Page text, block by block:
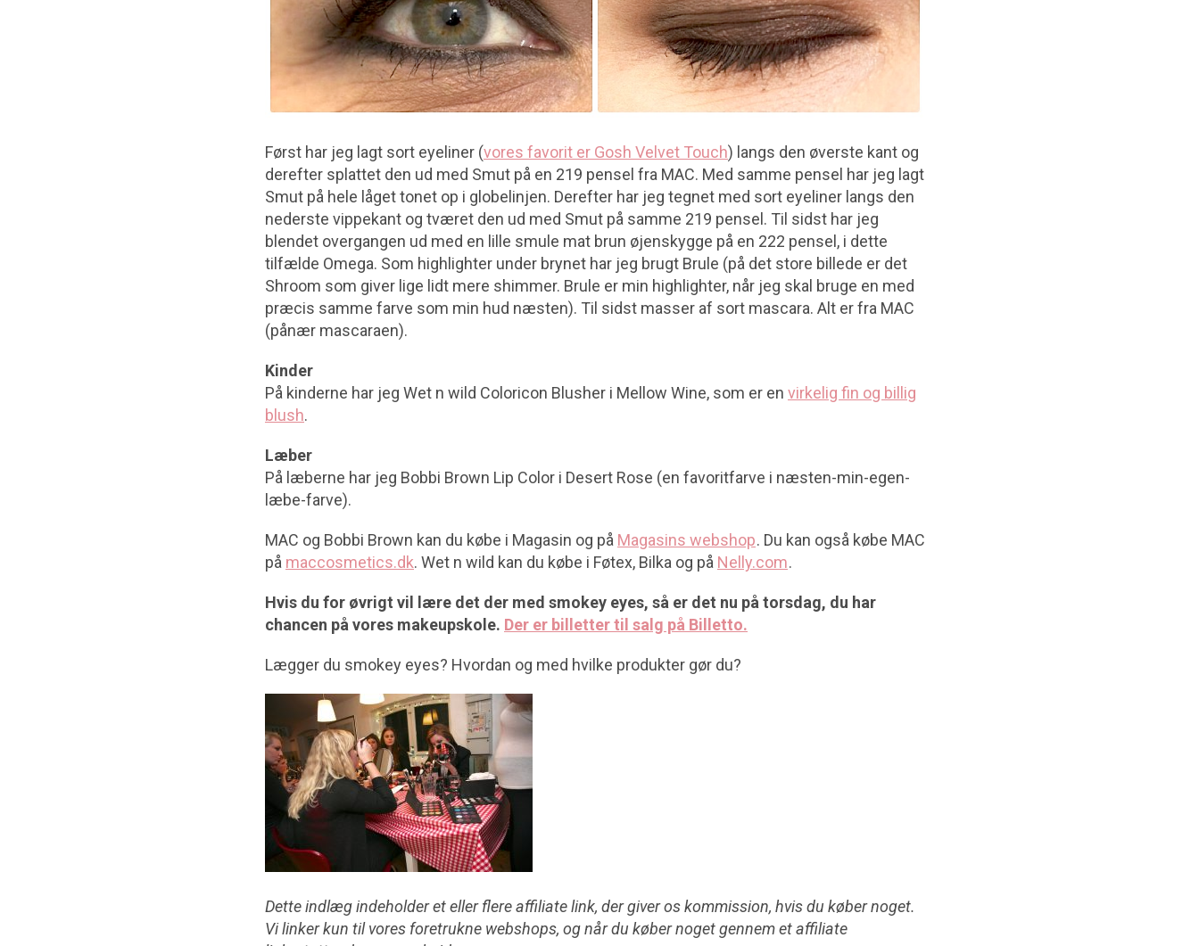
Først har jeg lagt sort eyeliner (vores favorit er Gosh Velvet Touch) langs den øverste kant og
derefter splattet den ud med Smut på en 219 pensel fra MAC. Med samme pensel har jeg lagt
Smut på hele låget tonet op i globelinjen. Derefter har jeg tegnet med sort eyeliner langs den
nederste vippekant og tværet den ud med Smut på samme 219 pensel. Til sidst har jeg
blendet overgangen ud med en lille smule mat brun øjenskygge på en 222 pensel, i dette
tilfælde Omega. Som highlighter under brynet har jeg brugt Brule (på det store billede er det
Shroom som giver lige lidt mere shimmer. Brule er min highlighter, når jeg skal bruge en med
præcis samme farve som min hud næsten). Til sidst masser af sort mascara. Alt er fra MAC
(pånær mascaraen).
Kinder
På kinderne har jeg Wet n wild Coloricon Blusher i Mellow Wine, som er en virkelig fin og billig
blush.
Læber
På læberne har jeg Bobbi Brown Lip Color i Desert Rose (en favoritfarve i næsten-min-egen-
læbe-farve).
MAC og Bobbi Brown kan du købe i Magasin og på Magasins webshop. Du kan også købe MAC
på maccosmetics.dk. Wet n wild kan du købe i Føtex, Bilka og på Nelly.com.
Hvis du for øvrigt vil lære det der med smokey eyes, så er det nu på torsdag, du har
chancen på vores makeupskole. Der er billetter til salg på Billetto.
Lægger du smokey eyes? Hvordan og med hvilke produkter gør du?
Dette indlæg indeholder et eller flere affiliate link, der giver os kommission, hvis du køber noget.
Vi linker kun til vores foretrukne webshops, og når du køber noget gennem et affiliate